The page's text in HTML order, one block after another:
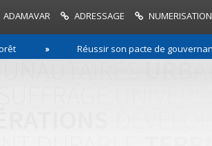
ADAMAVAR ADRESSAGE
Réussir son pacte de